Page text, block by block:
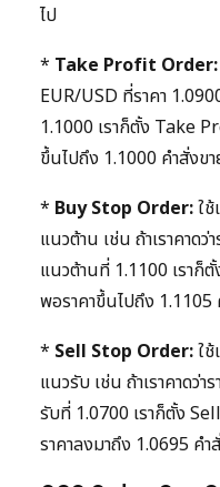
ไป
* Take Profit Order:
EUR/USD ที่ราคา
1.1000 เราก็ตั้ง Take
ขึ้นไปถึง 1.1000 คำสั่งข
* Buy Stop Order:ใ
แนวต้าน เช่น ถ้าเราคาด
แนวต้านที่ 1.1100 เราก็
พอราคาขึ้นไปถึง
* Sell Stop Order:ใ
แนวรับ เช่น ถ้าเราคาดว่
รับที่ 1.0700 เราก็ตั้ง
ราคาลงมาถึง 1.0695 ค